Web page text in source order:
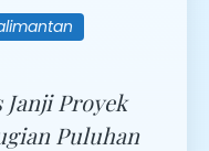
Proyek
Puluhan